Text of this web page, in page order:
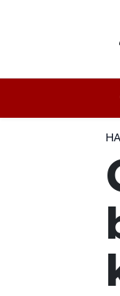
İstanbul
İstanbul
İstanbul
Süper Lig